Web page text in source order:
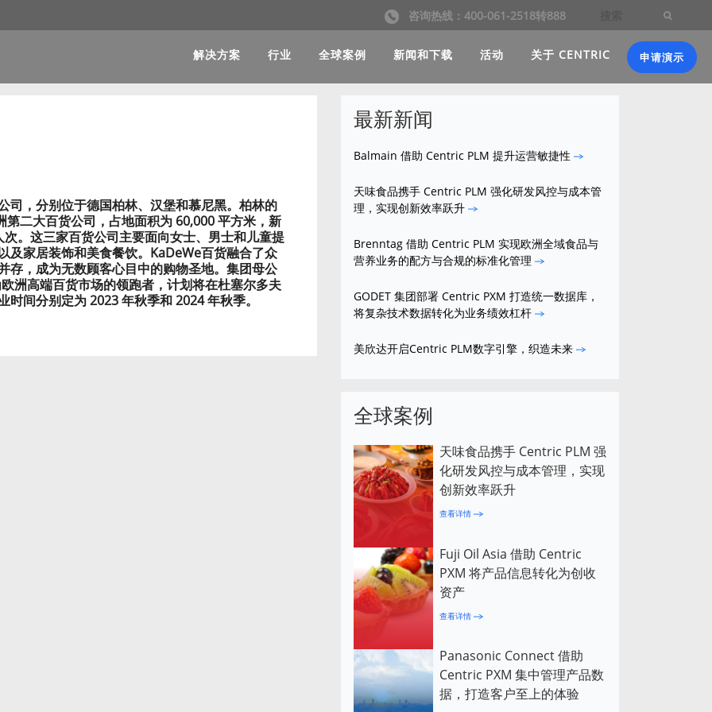
咨询热线：400-061-2518转888
解决方案 行业 全球案例 新闻和下载 活动 关于 CENTRIC 申请演示
司，分别位于德国柏林、汉堡和慕尼黑。柏林的
二大百货公司，占地面积为 60,000 平方米，新
。这三家百货公司主要面向女士、男士和儿童提
及家居装饰和美食餐饮。KaDeWe百货融合了众
存，成为无数顾客心目中的购物圣地。集团母公
洲高端百货市场的领跑者，计划将在杜塞尔多夫
间分别定为 2023 年秋季和 2024 年秋季。
最新新闻
Balmain 借助 Centric PLM 提升运营敏捷性
天味食品携手 Centric PLM 强化研发风控与成本管
理，实现创新效率跃升
Brenntag 借助 Centric PLM 实现欧洲全域食品与
营养业务的配方与合规的标准化管理
GODET 集团部署 Centric PXM 打造统一数据库，
将复杂技术数据转化为业务绩效杠杆
美欣达开启Centric PLM数字引擎，织造未来
全球案例
天味食品携手 Centric PLM 强
化研发风控与成本管理，实现
创新效率跃升
查看详情
Fuji Oil Asia 借助 Centric
PXM 将产品信息转化为创收
资产
查看详情
Panasonic Connect 借助
Centric PXM 集中管理产品数
据，打造客户至上的体验